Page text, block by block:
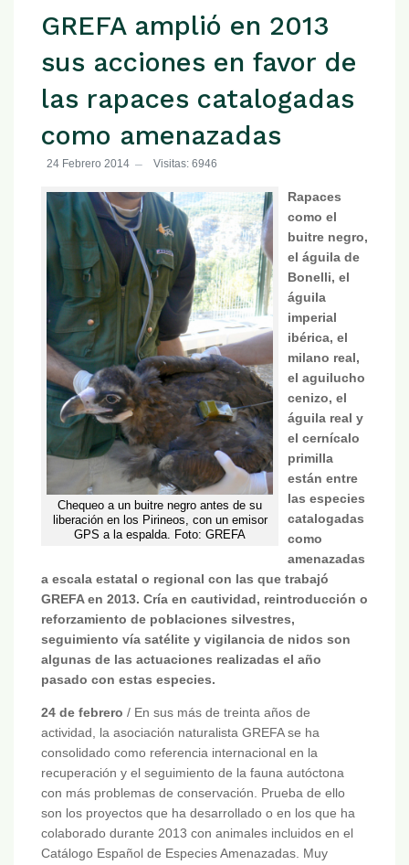
GREFA amplió en 2013
sus acciones en favor de
las rapaces catalogadas
como amenazadas
24 Febrero 2014 Visitas: 6946
Chequeo a un buitre negro antes de su
liberación en los Pirineos, con un emisor
GPS a la espalda. Foto: GREFA
Rapaces
como el
buitre negro,
el águila de
Bonelli, el
águila
imperial
ibérica, el
milano real,
el aguilucho
cenizo, el
águila real y
el cernícalo
primilla
están entre
las especies
catalogadas
como
amenazadas
a escala estatal o regional con las que trabajó
GREFA en 2013. Cría en cautividad, reintroducción o
reforzamiento de poblaciones silvestres,
seguimiento vía satélite y vigilancia de nidos son
algunas de las actuaciones realizadas el año
pasado con estas especies.
24 de febrero / En sus más de treinta años de
actividad, la asociación naturalista GREFA se ha
consolidado como referencia internacional en la
recuperación y el seguimiento de la fauna autóctona
con más problemas de conservación. Prueba de ello
son los proyectos que ha desarrollado o en los que ha
colaborado durante 2013 con animales incluidos en el
Catálogo Español de Especies Amenazadas. Muy